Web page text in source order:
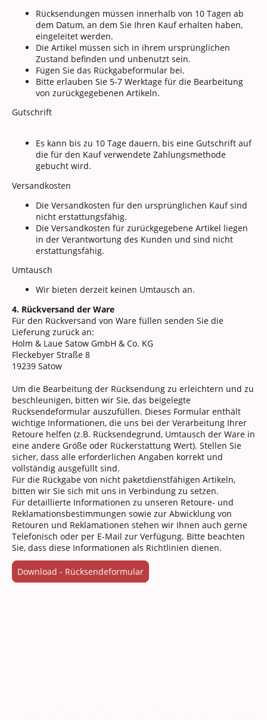
Rücksendungen müssen innerhalb von 10 Tagen ab
dem Datum, an dem Sie Ihren Kauf erhalten haben,
eingeleitet werden.
Die Artikel müssen sich in ihrem ursprünglichen
Zustand befinden und unbenutzt sein.
Fügen Sie das Rückgabeformular bei.
Bitte erlauben Sie 5-7 Werktage für die Bearbeitung
von zurückgegebenen Artikeln.
Gutschrift
Es kann bis zu 10 Tage dauern, bis eine Gutschrift auf
die für den Kauf verwendete Zahlungsmethode
gebucht wird.
Versandkosten
Die Versandkosten für den ursprünglichen Kauf sind
nicht erstattungsfähig.
Die Versandkosten für zurückgegebene Artikel liegen
in der Verantwortung des Kunden und sind nicht
erstattungsfähig.
Umtausch
Wir bieten derzeit keinen Umtausch an.
4. Rückversand der Ware
Für den Rückversand von Ware füllen senden Sie die
Lieferung zurück an:
Holm & Laue Satow GmbH & Co. KG
Fleckebyer Straße 8
19239 Satow
Um die Bearbeitung der Rücksendung zu erleichtern und zu
beschleunigen, bitten wir Sie, das beigelegte
Rücksendeformular auszufüllen. Dieses Formular enthält
wichtige Informationen, die uns bei der Verarbeitung Ihrer
Retoure helfen (z.B. Rücksendegrund, Umtausch der Ware in
eine andere Größe oder Rückerstattung Wert). Stellen Sie
sicher, dass alle erforderlichen Angaben korrekt und
vollständig ausgefüllt sind.
Für die Rückgabe von nicht paketdienstfähigen Artikeln,
bitten wir Sie sich mit uns in Verbindung zu setzen.
Für detaillierte Informationen zu unseren Retoure- und
Reklamationsbestimmungen sowie zur Abwicklung von
Retouren und Reklamationen stehen wir Ihnen auch gerne
Telefonisch oder per E-Mail zur Verfügung. Bitte beachten
Sie, dass diese Informationen als Richtlinien dienen.
Download - Rücksendeformular